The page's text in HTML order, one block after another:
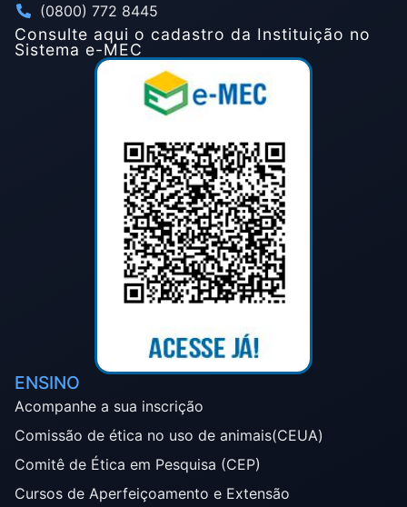
(0800) 772 8445
Consulte aqui o cadastro da Instituição no
Sistema e-MEC
ENSINO
Acompanhe a sua inscrição
Comissão de ética no uso de animais(CEUA)
Comitê de Ética em Pesquisa (CEP)
Cursos de Aperfeiçoamento e Extensão